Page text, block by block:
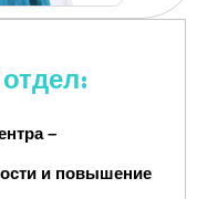
–
и повышение